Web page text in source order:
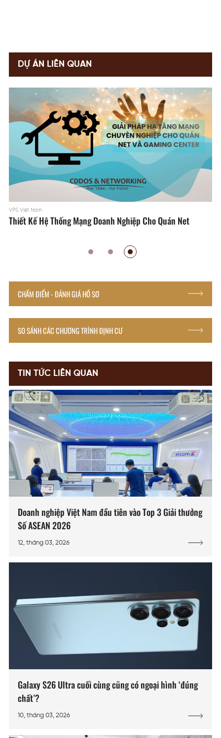
DỰ ÁN LIÊN QUAN
VPS Việt Nam
Thiết Kế Hệ Thống Mạng Doanh Nghiệp Cho Quán Net
CHẤM ĐIỂM - ĐÁNH GIÁ HỒ SƠ
SO SÁNH CÁC CHƯƠNG TRÌNH ĐỊNH CƯ
TIN TỨC LIÊN QUAN
Doanh nghiệp Việt Nam đầu tiên vào Top 3 Giải thưởng
Số ASEAN 2026
12, tháng 03, 2026
Galaxy S26 Ultra cuối cùng cũng có ngoại hình ‘đúng
chất’?
10, tháng 03, 2026